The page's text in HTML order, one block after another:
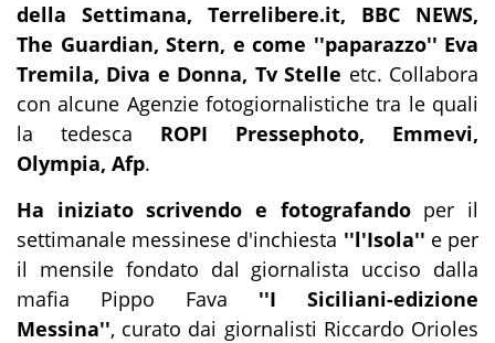
della Settimana, Terrelibere.it, BBC NEWS,
The Guardian, Stern, e come ''paparazzo'' Eva
Tremila, Diva e Donna, Tv Stelle etc. Collabora
con alcune Agenzie fotogiornalistiche tra le quali
la tedesca ROPI Pressephoto, Emmevi,
Olympia, Afp.
Ha iniziato scrivendo e fotografandoper il
settimanale messinese d'inchiesta ''l'Isola'' e per
il mensile fondato dal giornalista ucciso dalla
mafia Pippo Fava ''I Siciliani-edizione
Messina'', curato dai giornalisti Riccardo Orioles